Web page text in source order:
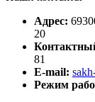
Адрес:
20
81
E-mail:
Режим